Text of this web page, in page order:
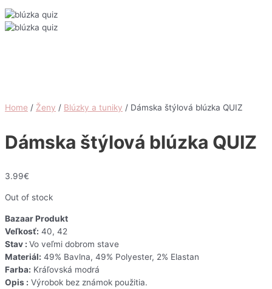
Home / Ženy / Blúzky a tuniky / Dámska štýlová blúzka QUIZ
Dámska štýlová blúzka QUIZ
3.99€
Out of stock
Bazaar Produkt
Veľkosť: 40, 42
Stav : Vo veľmi dobrom stave
Materiál: 49% Bavlna, 49% Polyester, 2% Elastan
Farba: Kráľovská modrá
Opis : Výrobok bez známok použitia.